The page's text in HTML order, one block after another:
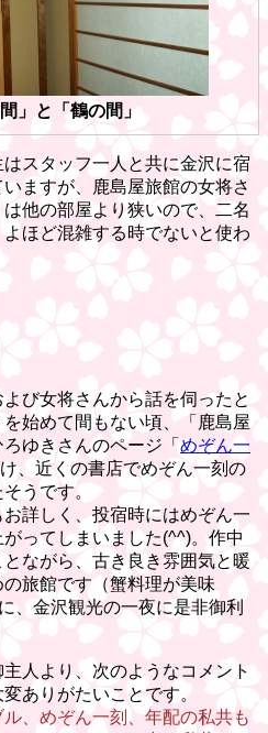
間」と「鶴の間」
スタッフ一人と共に金沢に宿
ますが、鹿島屋旅館の女将さ
他の部屋より狭いので、二名
ほど混雑する時でないと使わ
び女将さんから話を伺ったと
始めて間もない頃、「鹿島屋
ゆきさんのページ「 めぞん一
、近くの書店でめぞん一刻の
うです。
詳しく、投宿時にはめぞん一
ってしまいました(^^)。作中
ながら、古き良き雰囲気と暖
旅館です（蟹料理が美味
、金沢観光の一夜に是非御利
人より、次のようなコメント
ありがたいことです。
、めぞん一刻、年配の私共も